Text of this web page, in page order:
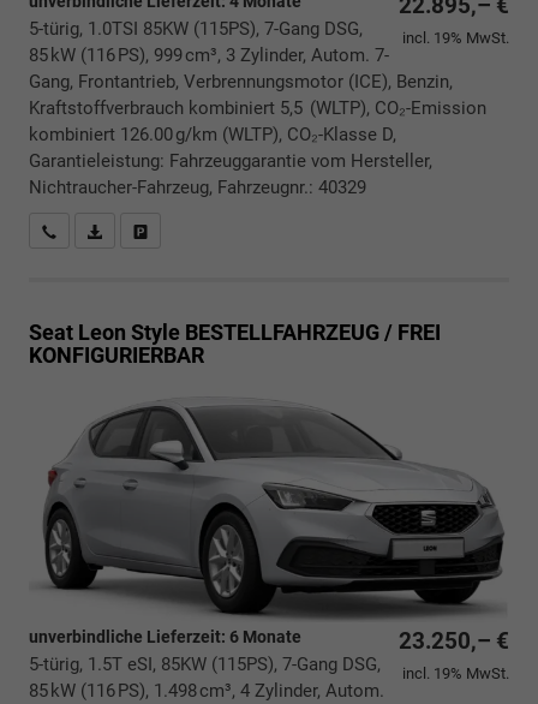
22.895,– €
incl. 19% MwSt.
5-türig, 1.0TSI 85KW (115PS), 7-Gang DSG,
85 kW (116 PS), 999 cm³, 3 Zylinder, Autom. 7-
Gang, Frontantrieb, Verbrennungsmotor (ICE), Benzin,
Kraftstoffverbrauch kombiniert 5,5 (WLTP), CO₂-Emission
kombiniert 126.00 g/km (WLTP), CO₂-Klasse D,
Garantieleistung: Fahrzeuggarantie vom Hersteller,
Nichtraucher-Fahrzeug, Fahrzeugnr.: 40329
Rückrufbitte absenden
PDF-Datei, Fahrzeugexposé drucken
Seat Leon Style BESTELLFAHRZEUG / FREI
KONFIGURIERBAR
23.250,– €
incl. 19% MwSt.
unverbindliche Lieferzeit: 6 Monate
5-türig, 1.5T eSI, 85KW (115PS), 7-Gang DSG,
85 kW (116 PS), 1.498 cm³, 4 Zylinder, Autom.